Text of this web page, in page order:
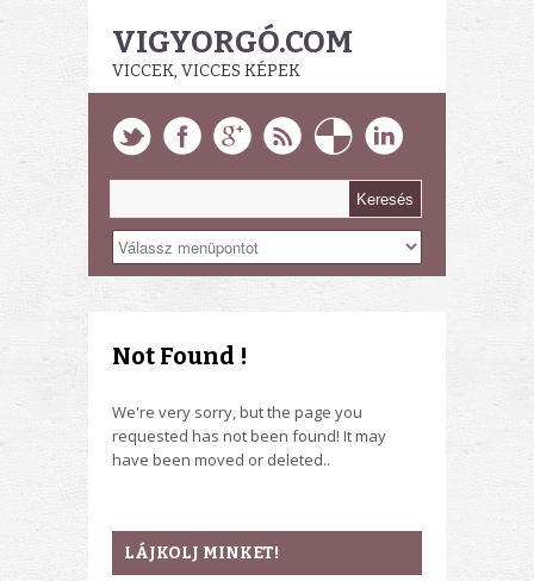
VIGYORGÓ.COM
VICCEK, VICCES KÉPEK
Not Found !
We're very sorry, but the page you
requested has not been found! It may
have been moved or deleted..
LÁJKOLJ MINKET!